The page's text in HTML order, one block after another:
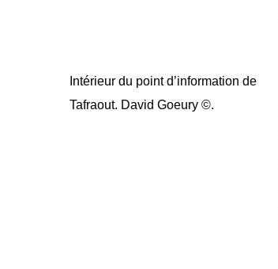
Intérieur du point d’information de
Tafraout. David Goeury ©.